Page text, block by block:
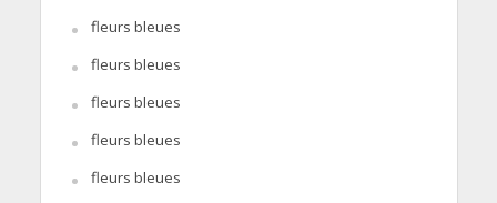
fleurs bleues
fleurs bleues
fleurs bleues
fleurs bleues
fleurs bleues